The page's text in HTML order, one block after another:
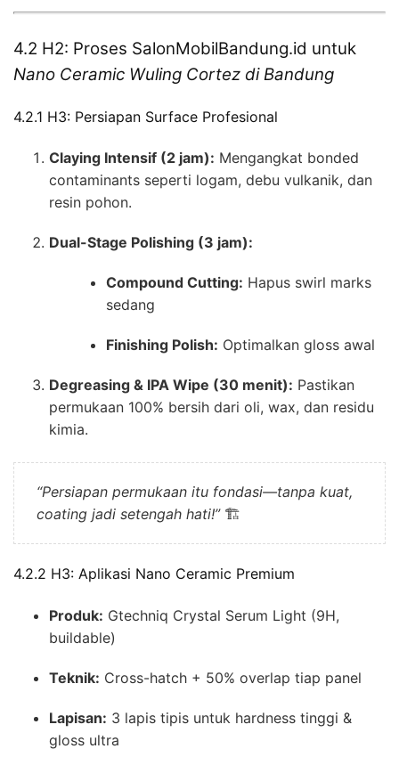
4.2 H2: Proses SalonMobilBandung.id untuk
Nano Ceramic Wuling Cortez di Bandung
4.2.1 H3: Persiapan Surface Profesional
Claying Intensif (2 jam): Mengangkat bonded
contaminants seperti logam, debu vulkanik, dan
resin pohon.
Dual-Stage Polishing (3 jam):
Compound Cutting: Hapus swirl marks
sedang
Finishing Polish: Optimalkan gloss awal
Degreasing & IPA Wipe (30 menit): Pastikan
permukaan 100% bersih dari oli, wax, dan residu
kimia.
“Persiapan permukaan itu fondasi—tanpa kuat,
coating jadi setengah hati!”🏗️
4.2.2 H3: Aplikasi Nano Ceramic Premium
Produk: Gtechniq Crystal Serum Light (9H,
buildable)
Teknik: Cross-hatch + 50% overlap tiap panel
Lapisan: 3 lapis tipis untuk hardness tinggi &
gloss ultra